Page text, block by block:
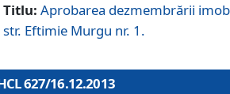
Titlu: Aprobarea dezmembrării
str. Eftimie Murgu nr. 1.
627/16.12.2013